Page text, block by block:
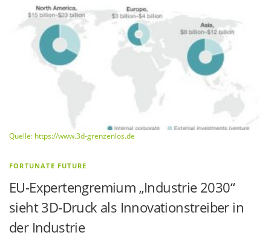
Quelle: https://www.3d-grenzenlos.de
FORTUNATE FUTURE
EU-Expertengremium „Industrie 2030“
sieht 3D-Druck als Innovationstreiber in
der Industrie